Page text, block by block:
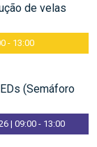
de velas
- 13:00
(Semáforo
| 09:00- 13:00